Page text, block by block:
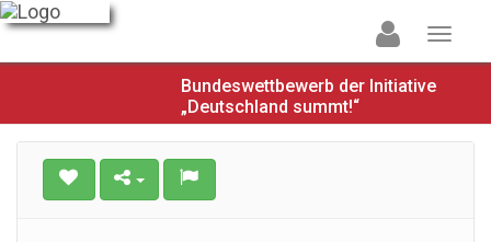
Bundeswettbewerb der Initiative
„Deutschland summt!“